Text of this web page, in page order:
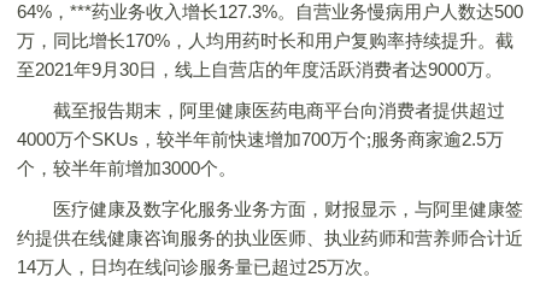
64%，***药业务收入增长127.3%。自营业务慢病用户人数达500
万，同比增长170%，人均用药时长和用户复购率持续提升。截
至2021年9月30日，线上自营店的年度活跃消费者达9000万。
截至报告期末，阿里健康医药电商平台向消费者提供超过
4000万个SKUs，较半年前快速增加700万个;服务商家逾2.5万
个，较半年前增加3000个。
医疗健康及数字化服务业务方面，财报显示，与阿里健康签
约提供在线健康咨询服务的执业医师、执业药师和营养师合计近
14万人，日均在线问诊服务量已超过25万次。